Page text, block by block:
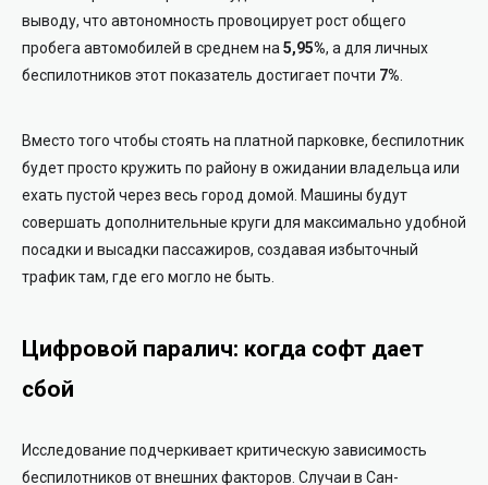
выводу, что автономность провоцирует рост общего
пробега автомобилей в среднем на 5,95%, а для личных
беспилотников этот показатель достигает почти 7%
Вместо того чтобы стоять на платной парковке, беспилотник
будет просто кружить по району в ожидании владельца или
ехать пустой через весь город домой. Машины будут
совершать дополнительные круги для максимально удобной
посадки и высадки пассажиров, создавая избыточный
трафик там, где его могло не быть.
Цифровой паралич: когда софт дает
сбой
Исследование подчеркивает критическую зависимость
беспилотников от внешних факторов. Случаи в Сан-